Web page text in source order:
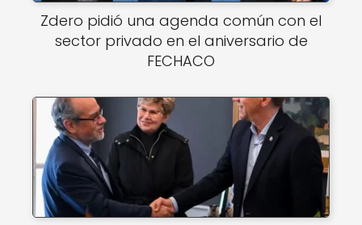
Zdero pidió una agenda común con el
sector privado en el aniversario de
FECHACO